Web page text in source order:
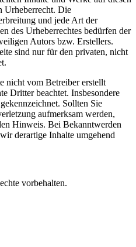
Urheberrecht. Die
und jede Art der
des Urheberrechtes bedürfen der
Autors bzw. Erstellers.
sind nur für den privaten, nicht
nicht vom Betreiber erstellt
Dritter beachtet. Insbesondere
Sollten Sie
aufmerksam werden,
Hinweis. Bei Bekanntwerden
derartige Inhalte umgehend
vorbehalten.